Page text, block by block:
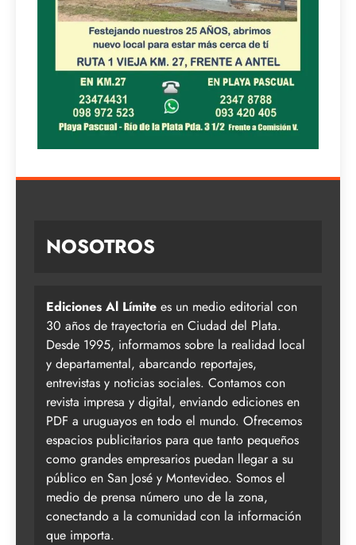
NOSOTROS
Ediciones Al Límite es un medio editorial con
30 años de trayectoria en Ciudad del Plata.
Desde 1995, informamos sobre la realidad local
y departamental, abarcando reportajes,
entrevistas y noticias sociales. Contamos con
revista impresa y digital, enviando ediciones en
PDF a uruguayos en todo el mundo. Ofrecemos
espacios publicitarios para que tanto pequeños
como grandes empresarios puedan llegar a su
público en San José y Montevideo. Somos el
medio de prensa número uno de la zona,
conectando a la comunidad con la información
que importa.